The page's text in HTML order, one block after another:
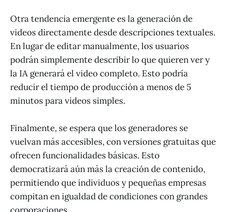
Otra tendencia emergente es la generación de
videos directamente desde descripciones textuales.
En lugar de editar manualmente, los usuarios
podrán simplemente describir lo que quieren ver y
la IA generará el video completo. Esto podría
reducir el tiempo de producción a menos de 5
minutos para videos simples.
Finalmente, se espera que los generadores se
vuelvan más accesibles, con versiones gratuitas que
ofrecen funcionalidades básicas. Esto
democratizará aún más la creación de contenido,
permitiendo que individuos y pequeñas empresas
compitan en igualdad de condiciones con grandes